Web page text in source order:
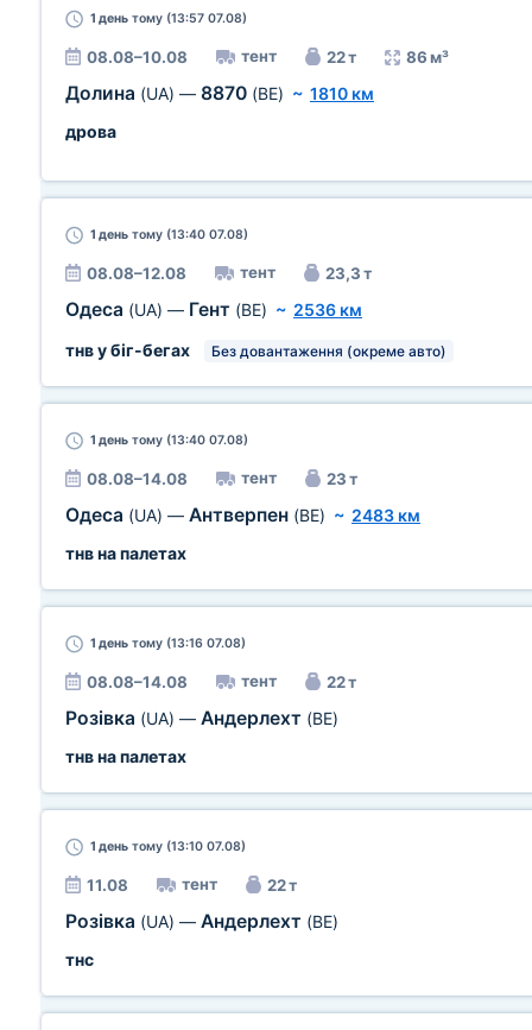
1 день тому (13:57 07.08)
08.08–10.08 тент 22 т 86 м³
Долина (UA) — 8870 (BE) ~ 1810 км
дрова
1 день тому (13:40 07.08)
08.08–12.08 тент 23,3 т
Одеса (UA) — Гент (BE) ~ 2536 км
тнв у біг-бегах
Без довантаження (окреме авто)
1 день тому (13:40 07.08)
08.08–14.08 тент 23 т
Одеса (UA) — Антверпен (BE) ~ 2483 км
тнв на палетах
1 день тому (13:16 07.08)
08.08–14.08 тент 22 т
Розівка (UA) — Андерлехт (BE)
тнв на палетах
1 день тому (13:10 07.08)
11.08 тент 22 т
Розівка (UA) — Андерлехт (BE)
тнс